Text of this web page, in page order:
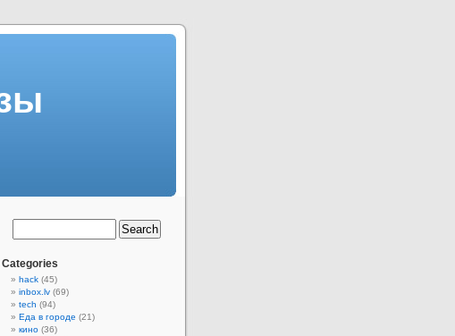
Categories
hack (45)
inbox.lv (69)
tech (94)
Еда в городе (21)
кино (36)